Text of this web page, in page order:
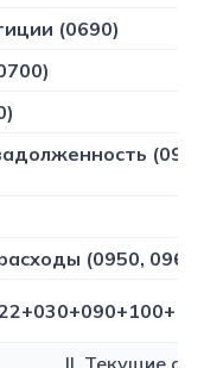
(0690)
(0950,
II. Текущие